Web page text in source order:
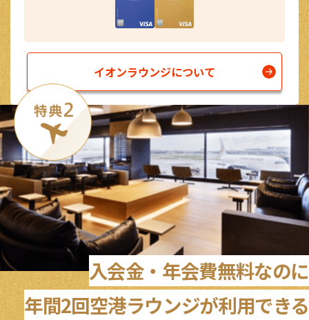
イオンラウンジについて
入会金・年会費無料なのに
年間2回空港ラウンジが利用できる